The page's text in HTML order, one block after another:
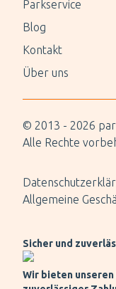
Parkservice
Blog
Kontakt
Über uns
© 2013 - 2026
Alle Rechte
Allgemeine
Sicher und
Wir bieten unseren